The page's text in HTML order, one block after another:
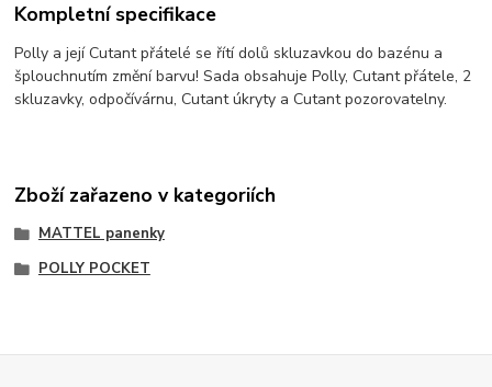
Kompletní specifikace
Polly a její Cutant přátelé se řítí dolů skluzavkou do bazénu a
šplouchnutím změní barvu! Sada obsahuje Polly, Cutant přátele, 2
skluzavky, odpočívárnu, Cutant úkryty a Cutant pozorovatelny.
Zboží zařazeno v kategoriích
MATTEL panenky
POLLY POCKET